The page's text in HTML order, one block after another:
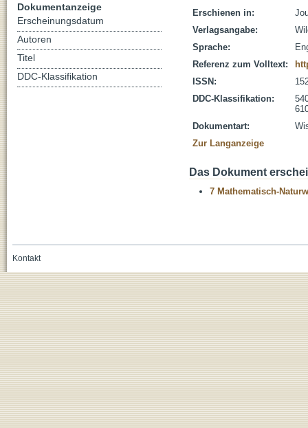
Erschienen in:
Verlagsangabe:
Sprache:
Referenz zum Volltext:
ISSN:
DDC-Klassifikation:
Dokumentart:
Zur Langanzeige
Das Dokument
7 Mathematisch-
Dokumentanzeige
Erscheinungsdatum
Autoren
Titel
DDC-Klassifikation
Kontakt